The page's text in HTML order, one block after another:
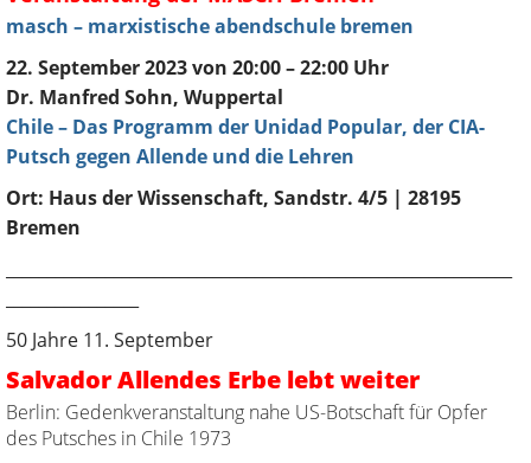
masch – marxistische abendschule bremen
22. September 2023 von 20:00 – 22:00 Uhr
Dr. Manfred Sohn, Wuppertal
Chile – Das Programm der Unidad Popular, der CIA-
Putsch gegen Allende und die Lehren
Ort: Haus der Wissenschaft, Sandstr. 4/5 | 28195
Bremen
50 Jahre 11. September
Salvador Allendes Erbe lebt weiter
Berlin: Gedenkveranstaltung nahe US-Botschaft für Opfer
des Putsches in Chile 1973